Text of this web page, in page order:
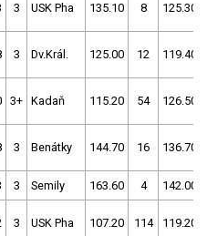
3 USK Pha 135.10 8 125.30
3 Dv.Král. 125.00 12 119.40
3+ Kadaň 115.20 54 126.50
3 Benátky 144.70 16 136.70
3 Semily 163.60 4 142.00
3 USK Pha 107.20 114 119.20